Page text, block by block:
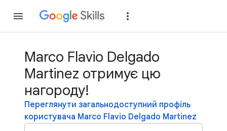
Marco Flavio Delgado
Martinez отримує цю
нагороду!
Переглянути загальнодоступний профіль
користувача Marco Flavio Delgado Martinez